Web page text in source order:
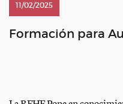
11/02/2025
Formación para